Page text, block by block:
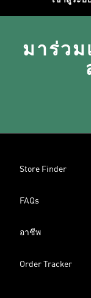
มาร่ว
Store Finder
FAQs
อาชีพ
Order Tracker